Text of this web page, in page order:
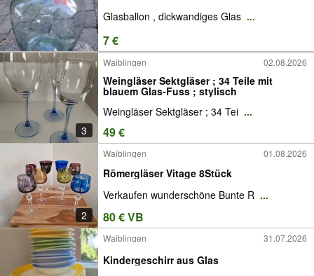
Glasballon , dickwandiges Glas ...
7 €
3
Waiblingen 02.08.2026
Weingläser Sektgläser ; 34 Teile mit
blauem Glas-Fuss ; stylisch
Weingläser Sektgläser ; 34 Tei ...
49 €
2
Waiblingen 01.08.2026
Römergläser Vitage 8Stück
Verkaufen wunderschöne Bunte R ...
80 € VB
Waiblingen 31.07.2026
Kindergeschirr aus Glas